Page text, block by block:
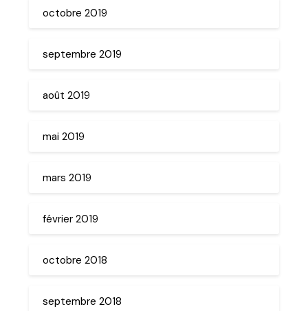
octobre 2019
septembre 2019
août 2019
mai 2019
mars 2019
février 2019
octobre 2018
septembre 2018